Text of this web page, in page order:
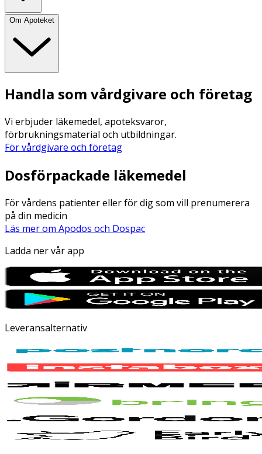
Om Apoteket
Handla som vårdgivare och företag
Vi erbjuder läkemedel, apoteksvaror,
förbrukningsmaterial och utbildningar.
För vårdgivare och företag
Dosförpackade läkemedel
För vårdens patienter eller för dig som vill prenumerera
på din medicin
Läs mer om Apodos och Dospac
Ladda ner vår app
Leveransalternativ